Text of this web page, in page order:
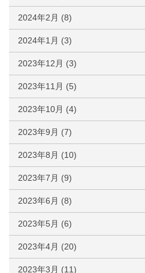
2024年2月 (8)
2024年1月 (3)
2023年12月 (3)
2023年11月 (5)
2023年10月 (4)
2023年9月 (7)
2023年8月 (10)
2023年7月 (9)
2023年6月 (8)
2023年5月 (6)
2023年4月 (20)
2023年3月 (11)